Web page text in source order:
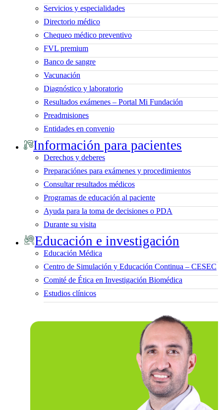
Servicios y especialidades
Directorio médico
Chequeo médico preventivo
FVL premium
Banco de sangre
Vacunación
Diagnóstico y laboratorio
Resultados exámenes – Portal Mi Fundación
Preadmisiones
Entidades en convenio
Información para pacientes
Derechos y deberes
Preparaciónes para exámenes y procedimientos
Consultar resultados médicos
Programas de educación al paciente
Ayuda para la toma de decisiones o PDA
Durante su visita
Educación e investigación
Educación Médica
Centro de Simulación y Educación Continua – CESEC
Comité de Ética en Investigación Biomédica
Estudios clínicos